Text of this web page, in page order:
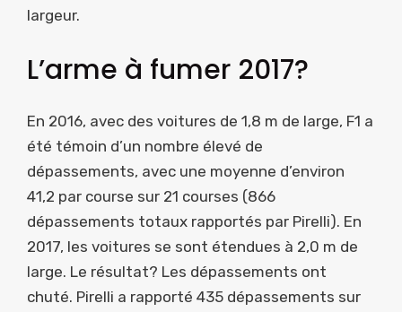
largeur.
L’arme à fumer 2017?
En 2016, avec des voitures de 1,8 m de large, F1 a
été témoin d’un nombre élevé de
dépassements, avec une moyenne d’environ
41,2 par course sur 21 courses (866
dépassements totaux rapportés par Pirelli). En
2017, les voitures se sont étendues à 2,0 m de
large. Le résultat? Les dépassements ont
chuté. Pirelli a rapporté 435 dépassements sur